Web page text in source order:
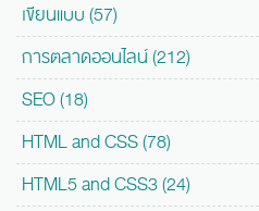
เขียนแบบ (57)
การตลาดออนไลน์ (212)
SEO (18)
HTML and CSS (78)
HTML5 and CSS3 (24)